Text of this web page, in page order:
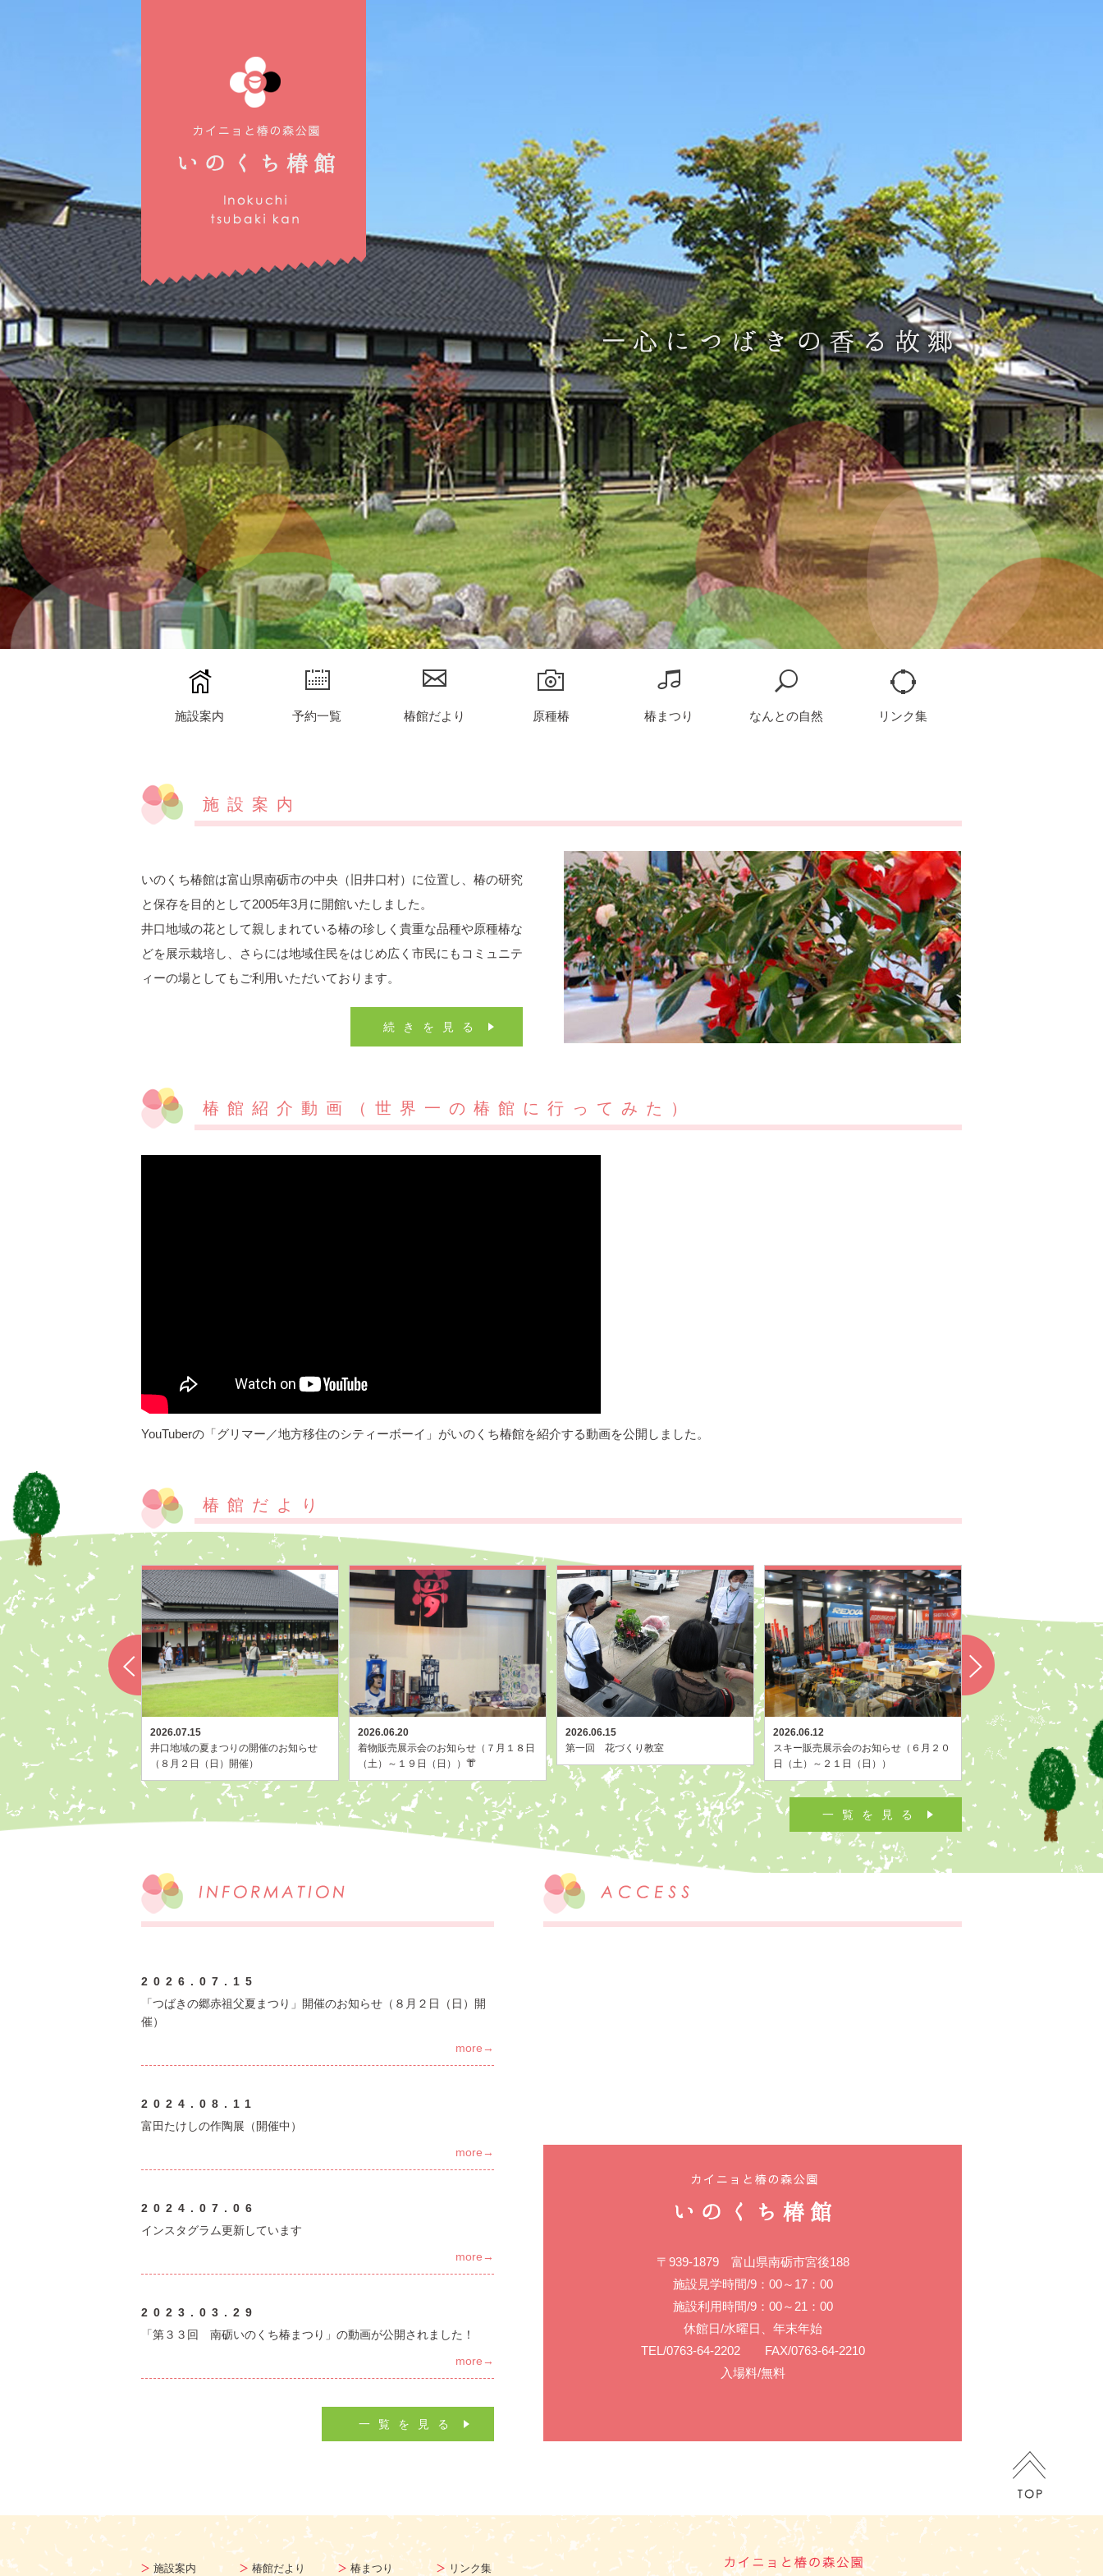
施設案内 予約一覧 椿館だより 原種椿 椿まつり なんとの自然 リンク集
施設案内
いのくち椿館は富山県南砺市の中央（旧井口村）に位置し、椿の研究
と保存を目的として2005年3月に開館いたしました。
井口地域の花として親しまれている椿の珍しく貴重な品種や原種椿な
どを展示栽培し、さらには地域住民をはじめ広く市民にもコミュニテ
ィーの場としてもご利用いただいております。
続きを見る ︎
椿館紹介動画（世界一の椿館に行ってみた）
YouTuberの「グリマー／地方移住のシティーボーイ」がいのくち椿館を紹介する動画を公開しました。
椿館だより
2026年度講座受講生募
2026.07.15
井口地域の夏まつりの開催のお知らせ
（８月２日（日）開催）
2026.06.20
着物販売展示会のお知らせ（７月１８日
（土）～１９日（日））👘
2026.06.15
第一回 花づくり教室
2026.06.12
スキー販売展示会のお知らせ（６月２０
日（土）～２１日（日））
2026.05.19
第一回 ツバキ教室開催
一覧を見る ︎
2026.07.15
「つばきの郷赤祖父夏まつり」開催のお知らせ（８月２日（日）開
催）
more→
2024.08.11
富田たけしの作陶展（開催中）
more→
2024.07.06
インスタグラム更新しています
more→
2023.03.29
「第３３回 南砺いのくち椿まつり」の動画が公開されました！
more→
一覧を見る
〒939-1879 富山県南砺市宮後188
施設見学時間/9：00～17：00
施設利用時間/9：00～21：00
休館日/水曜日、年末年始
TEL/0763-64-2202 FAX/0763-64-2210
入場料/無料
施設案内 椿館だより 椿まつり リンク集